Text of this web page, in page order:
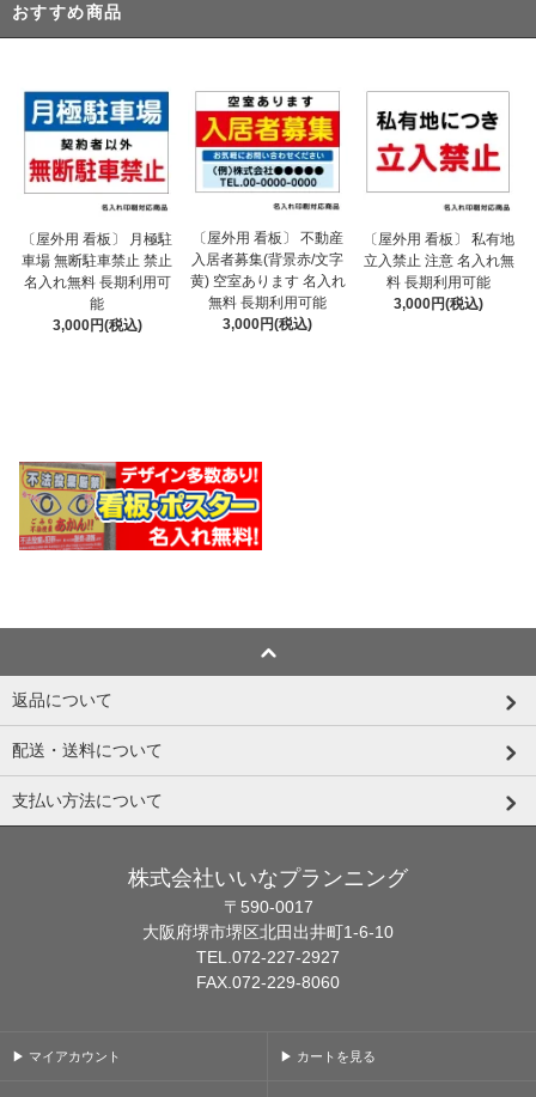
おすすめ商品
〔屋外用 看板〕 月極駐
車場 無断駐車禁止 禁止
名入れ無料 長期利用可
能
3,000円(税込)
〔屋外用 看板〕 不動産
入居者募集(背景赤/文字
黄) 空室あります 名入れ
無料 長期利用可能
3,000円(税込)
〔屋外用 看板〕 私有地
立入禁止 注意 名入れ無
料 長期利用可能
3,000円(税込)
返品について
配送・送料について
支払い方法について
株式会社いいなプランニング
〒590-0017
大阪府堺市堺区北田出井町1-6-10
TEL.072-227-2927
FAX.072-229-8060
▶ マイアカウント ▶ カートを見る